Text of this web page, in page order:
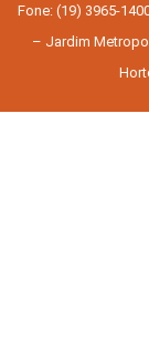
Fone: (19) 3965-
– Jardim